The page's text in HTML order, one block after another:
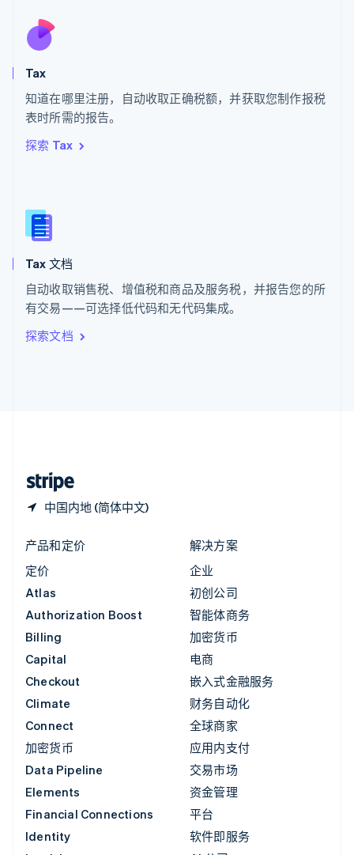
Tax
知道在哪里注册，自动收取正确税额，并获取您制作报税
表时所需的报告。
探索 Tax
Tax 文档
自动收取销售税、增值税和商品及服务税，并报告您的所
有交易——可选择低代码和无代码集成。
探索文档
中国内地 (简体中文)
English
斯洛伐克
泰国
ไทยEnglish
English
English
新西兰
匈牙利
意大利
ItalianoEnglish
印度
English
产品和定价
定价
Atlas
Authorization Boost
Billing
Capital
Checkout
Climate
Connect
加密货币
Data Pipeline
Elements
Financial Connections
Identity
解决方案
企业
初创公司
智能体商务
加密货币
电商
嵌入式金融服务
财务自动化
全球商家
应用内支付
交易市场
资金管理
平台
软件即服务